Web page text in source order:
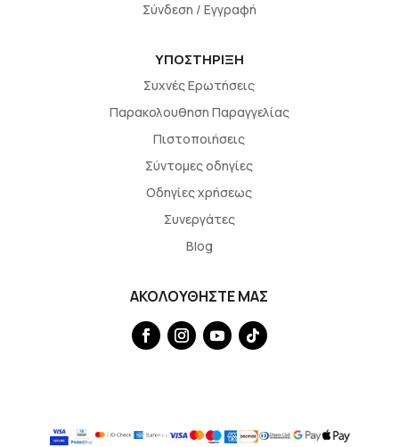
Σύνδεση / Εγγραφή
ΥΠΟΣΤΗΡΙΞΗ
Συχνές Ερωτήσεις
Παρακολουθηση Παραγγελίας
Πιστοποιήσεις
Σύντομες οδηγίες
Οδηγίες χρήσεως
Συνεργάτες
Blog
ΑΚΟΛΟΥΘΗΣΤΕ ΜΑΣ